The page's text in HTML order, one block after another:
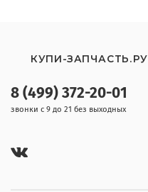
8 (499) 372-20-01
звонки с 9 до 21 без выходных
КУПИ-ЗАПЧАСТЬ.РУ